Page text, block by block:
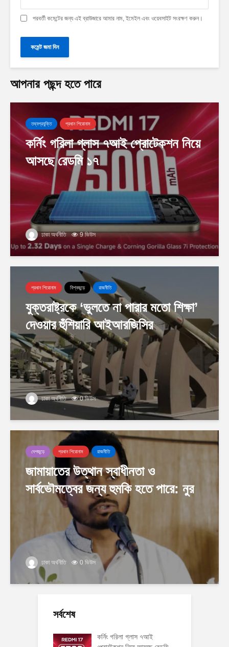
পরবর্তী কমেন্টের জন্য এই ব্রাউজারে আমার নাম, ইমেইল এবং ওয়েবসাইট সংরক্ষণ করুন।
আপনার পছন্দ হতে পারে
তথ্যপ্রযুক্তি প্রধান শিরোনাম
কর্নিং গরিলা গ্লাস ৭আই প্রোটেকশন নিয়ে
আসছে রেডমি ১৭
ঢাকা অর্থনীতি 9 ভিউস
প্রধান শিরোনাম বিশ্বজুড়ে রাজনীতি
যুক্তরাষ্ট্রকে ‘ভুলতে না পারার মতো শিক্ষা’
দেওয়ার হুঁশিয়ারি আইআরজিসির
ঢাকা অর্থনীতি 0 ভিউস
দেশজুড়ে প্রধান শিরোনাম রাজনীতি
জামায়াতের উত্থান স্বাধীনতা ও
সার্বভৌমত্বের জন্য হুমকি হতে পারে: নুর
ঢাকা অর্থনীতি 0 ভিউস
সর্বশেষ
কর্নিং গরিলা গ্লাস ৭আই